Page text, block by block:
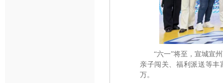
“六一”将至，宣城宣
亲子闯关、福利派送等
万。